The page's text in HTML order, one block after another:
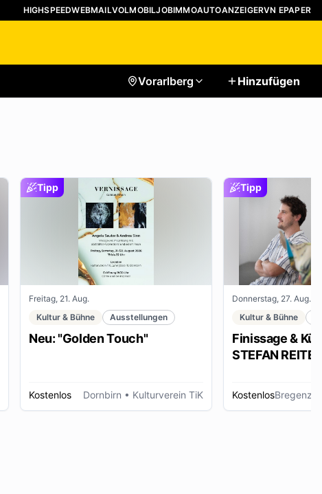
HIGHSPEEDWEBMAILVOLMOBILJOBIMMOAUTOANZEIGERVN EPAPER
Vorarlberg Hinzufügen
Tipp
Freitag, 21. Aug.
Kultur & Bühne
Ausstellungen
Neu: "Golden Touch"
Kostenlos Dornbirn • Kulturverein TiK
Tipp
Donnerstag, 27. Aug.
Kultur & Bühne
Finissage &
STEFAN
KostenlosBregenz